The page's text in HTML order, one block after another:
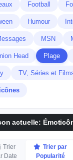
Football
Humour
MSN
Head Plage
TV, Séries et
actuelle:
Trier
Date
Trier par
Popularité